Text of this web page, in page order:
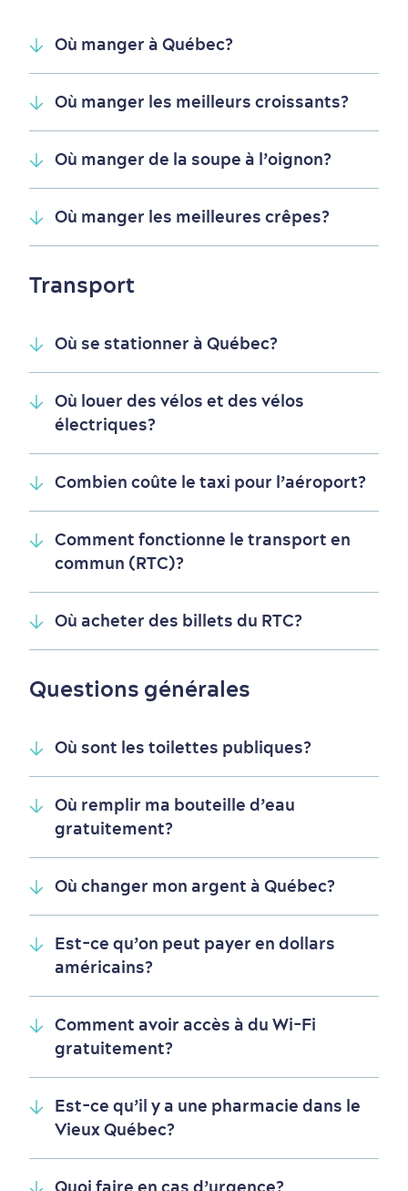
Tourisme responsable
Première visite
Saisons et climat
Événements
Histoire vivante
Culture animée
en amoureux
au petit-déjeuner
écoresponsable
Rabais hôtels
Compensation carbone
Croisières internationales
Où manger à Québec?
Où manger les meilleurs croissants?
Où manger de la soupe à l’oignon?
Où manger les meilleures crêpes?
Transport
Où se stationner à Québec?
Où louer des vélos et des vélos
électriques?
Combien coûte le taxi pour l’aéroport?
Comment fonctionne le transport en
commun (RTC)?
Où acheter des billets du RTC?
Questions générales
Où sont les toilettes publiques?
Où remplir ma bouteille d’eau
gratuitement?
Où changer mon argent à Québec?
Est-ce qu’on peut payer en dollars
américains?
Comment avoir accès à du Wi-Fi
gratuitement?
Est-ce qu’il y a une pharmacie dans le
Vieux Québec?